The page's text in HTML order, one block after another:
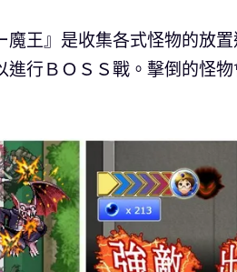
魔王』是收集各式怪物的放
進行ＢＯＳＳ戰。擊倒的怪